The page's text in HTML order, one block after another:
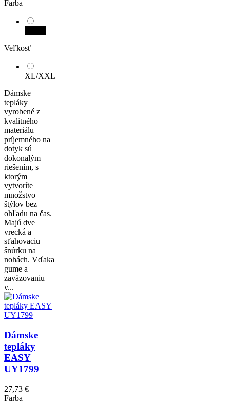
Farba
Veľkosť
XL/XXL
Dámske
tepláky
vyrobené z
kvalitného
materiálu
príjemného na
dotyk sú
dokonalým
riešením, s
ktorým
vytvoríte
množstvo
štýlov bez
ohľadu na čas.
Majú dve
vrecká a
sťahovaciu
šnúrku na
nohách. Vďaka
gume a
zaväzovaniu
v...
Dámske
tepláky
EASY
UY1799
27,73 €
Farba